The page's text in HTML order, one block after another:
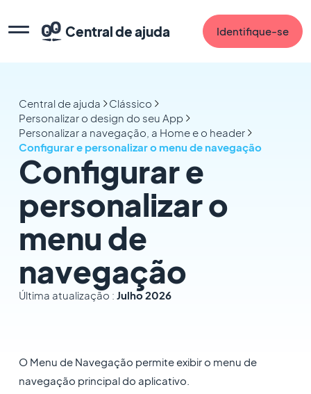
Central de ajuda Identifique-se
Central de ajuda
Clássico
Personalizar o design do seu App
Personalizar a navegação, a Home e o header
Configurar e personalizar o menu de navegação
Configurar e
personalizar o
menu de
navegação
Última atualização : Julho 2026
O Menu de Navegação permite exibir o menu de
navegação principal do aplicativo.